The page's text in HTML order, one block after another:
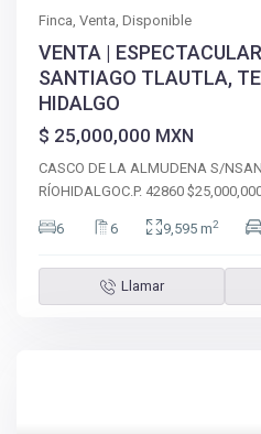
Finca,Venta,Disponible
VENTA |
SANTIAGO TLAUTLA,
HIDALGO
$ 25,000,000 MXN
CASCO DE LA ALMUDENA S/
RÍOHIDALGOC.P. 42860
6 6 9,595 m2
Llamar